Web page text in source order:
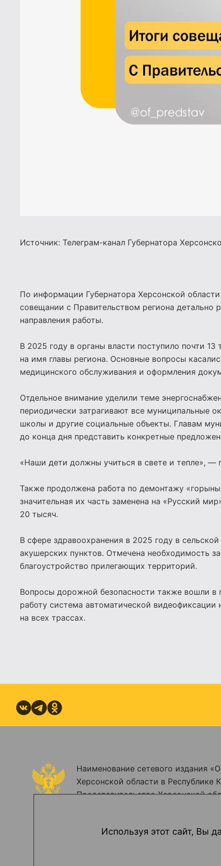
Источник: Телеграм-канал Губернатора
По информации Губернатора Херсонской
совещании с Правительством региона
направления работы.
В 2025 году в органы власти поступило почти
на имя главы региона. Основные вопросы
медицинского обслуживания и оформления
Отдельное внимание уделили теме
периодически затрагивают все муниципальные
школы и другие социальные объекты. Главам
до конца дня представить конкретные
«Наши дети должны учиться в свете и тепле», —
Также продолжена работа по демонтажу
значительная их часть заменена на «Русский
20 тысяч.
В сфере здравоохранения в 2025 году в
акушерских пунктов. Отмечена необходимость
благоустройство прилегающих территорий.
Вопросы дорожной безопасности также вошли в
работу система автоматической
на всех трассах.
Наименование сетевого издания
Херсонской области в Республике
Представительство Херсонской
(Роскомнадзор).
Используя этот сайт, Вы